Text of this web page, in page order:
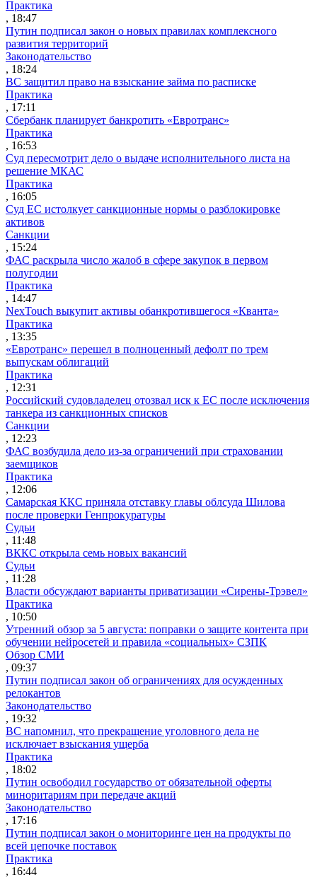
Практика
, 18:47
Путин подписал закон о новых правилах комплексного
развития территорий
Законодательство
, 18:24
ВС защитил право на взыскание займа по расписке
Практика
, 17:11
Сбербанк планирует банкротить «Евротранс»
Практика
, 16:53
Суд пересмотрит дело о выдаче исполнительного листа на
решение МКАС
Практика
, 16:05
Суд ЕС истолкует санкционные нормы о разблокировке
активов
Санкции
, 15:24
ФАС раскрыла число жалоб в сфере закупок в первом
полугодии
Практика
, 14:47
NexTouch выкупит активы обанкротившегося «Кванта»
Практика
, 13:35
«Евротранс» перешел в полноценный дефолт по трем
выпускам облигаций
Практика
, 12:31
Российский судовладелец отозвал иск к ЕС после исключения
танкера из санкционных списков
Санкции
, 12:23
ФАС возбудила дело из-за ограничений при страховании
заемщиков
Практика
, 12:06
Самарская ККС приняла отставку главы облсуда Шилова
после проверки Генпрокуратуры
Судьи
, 11:48
ВККС открыла семь новых вакансий
Судьи
, 11:28
Власти обсуждают варианты приватизации «Сирены-Трэвел»
Практика
, 10:50
Утренний обзор за 5 августа: поправки о защите контента при
обучении нейросетей и правила «социальных» СЗПК
Обзор СМИ
, 09:37
Путин подписал закон об ограничениях для осужденных
релокантов
Законодательство
, 19:32
ВС напомнил, что прекращение уголовного дела не
исключает взыскания ущерба
Практика
, 18:02
Путин освободил государство от обязательной оферты
миноритариям при передаче акций
Законодательство
, 17:16
Путин подписал закон о мониторинге цен на продукты по
всей цепочке поставок
Практика
, 16:44